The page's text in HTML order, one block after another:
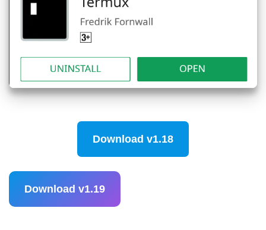
Download v1.18
Download v1.19